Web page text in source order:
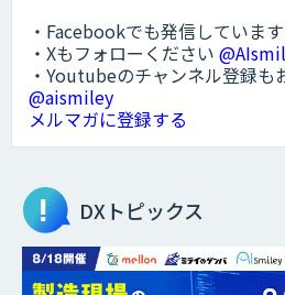
・Facebookでも発信しています
・Xもフォローください
・Youtubeのチャンネル登録も
@aismiley
メルマガに登録する
DXトピックス